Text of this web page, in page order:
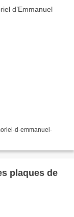
d-emmanuel-
plaques de